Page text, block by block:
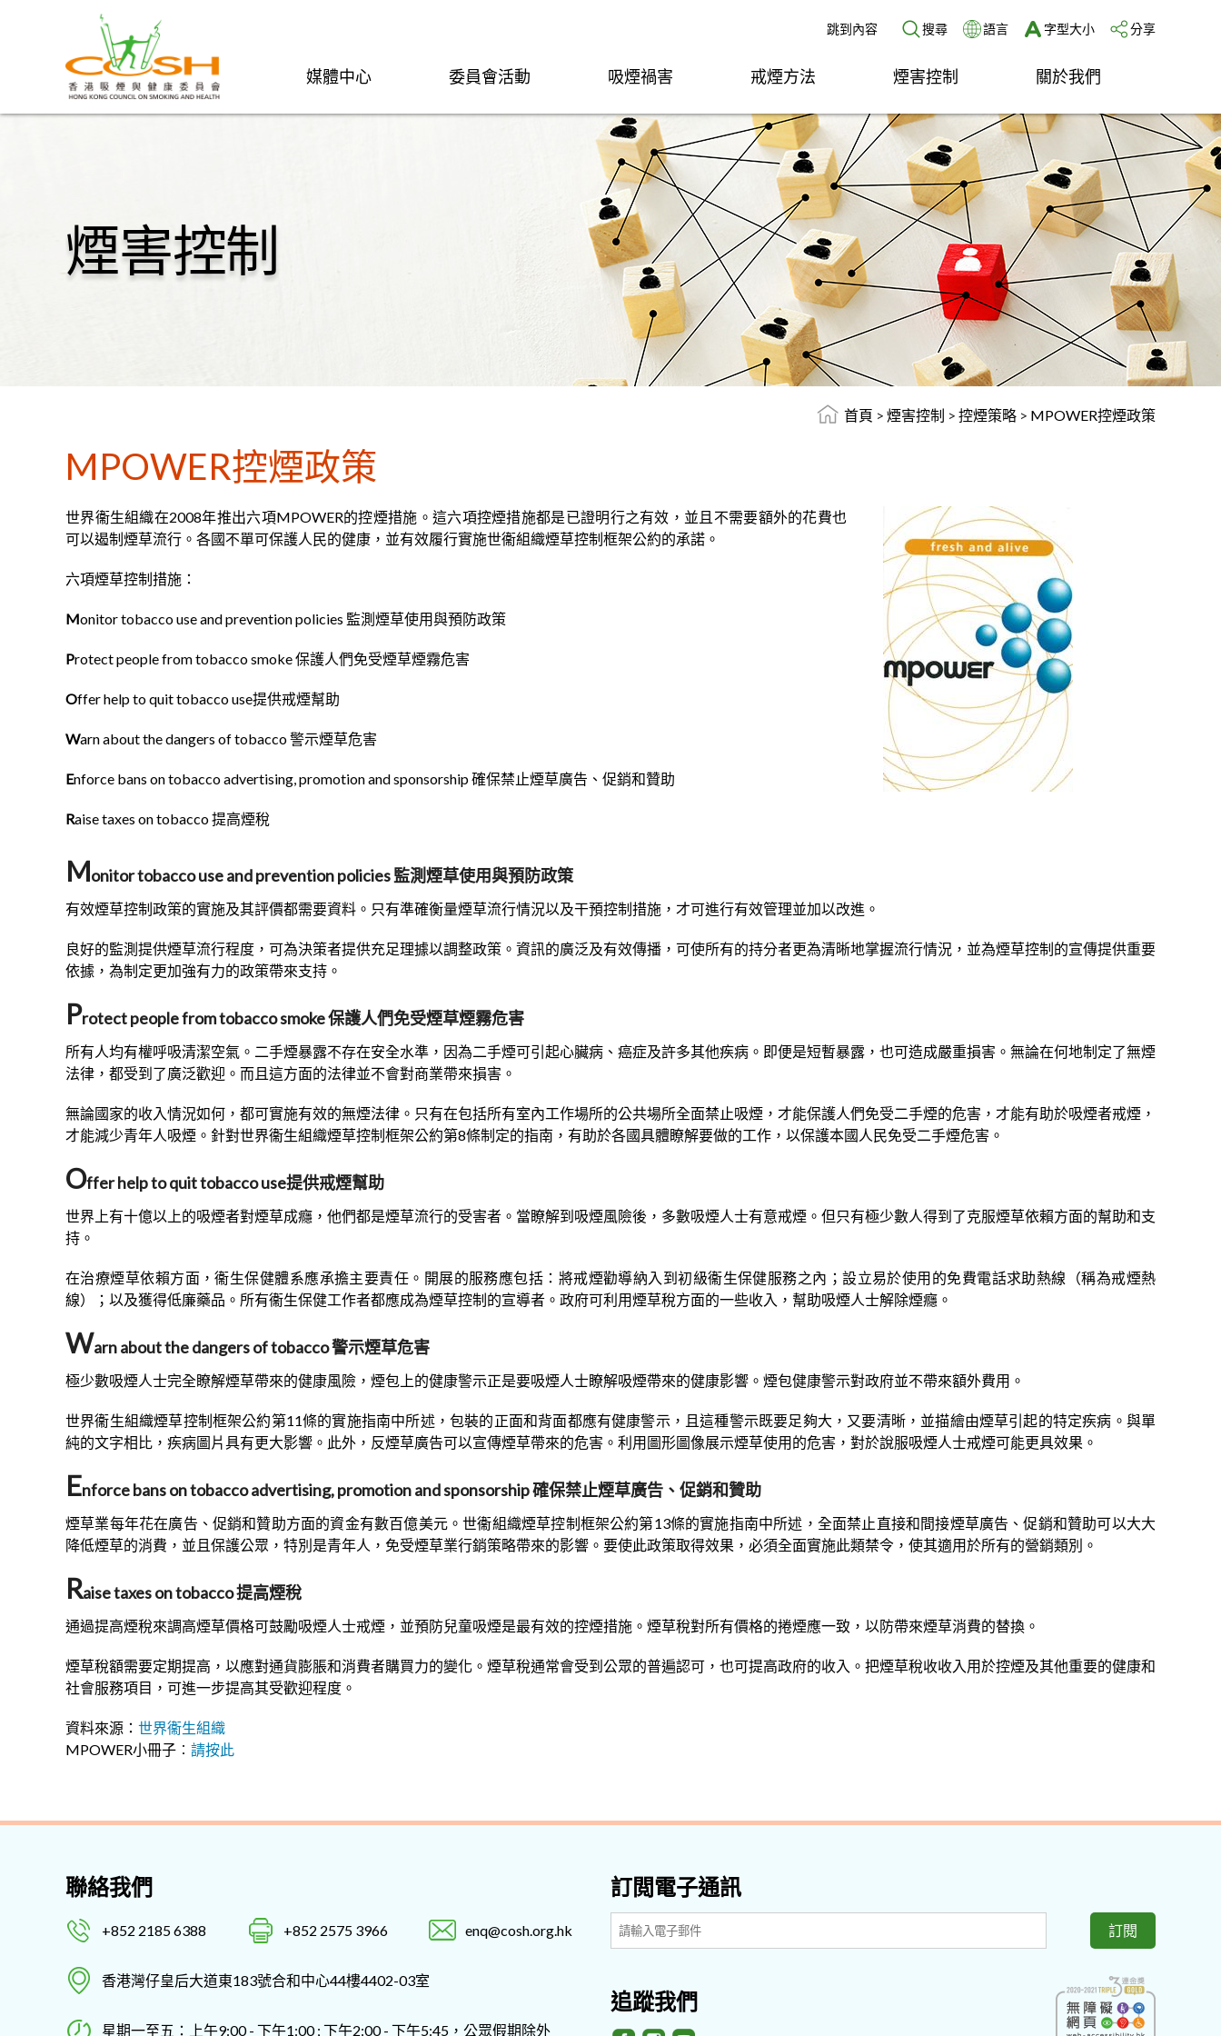
跳到內容 搜尋 語言 字型大小 分享
媒體中心 委員會活動 吸煙禍害 戒煙方法 煙害控制 關於我們
煙害控制
首頁 > 煙害控制 > 控煙策略 > MPOWER控煙政策
MPOWER控煙政策
世界衞生組織在2008年推出六項MPOWER的控煙措施。這六項控煙措施都是已證明行之有效，並且不需要額外的花費也
可以遏制煙草流行。各國不單可保護人民的健康，並有效履行實施世衞組織煙草控制框架公約的承諾。
六項煙草控制措施：
Monitor tobacco use and prevention policies 監測煙草使用與預防政策
Protect people from tobacco smoke 保護人們免受煙草煙霧危害
Offer help to quit tobacco use提供戒煙幫助
Warn about the dangers of tobacco 警示煙草危害
Enforce bans on tobacco advertising, promotion and sponsorship 確保禁止煙草廣告、促銷和贊助
Raise taxes on tobacco 提高煙稅
Monitor tobacco use and prevention policies 監測煙草使用與預防政策
有效煙草控制政策的實施及其評價都需要資料。只有準確衡量煙草流行情況以及干預控制措施，才可進行有效管理並加以改進。
良好的監測提供煙草流行程度，可為決策者提供充足理據以調整政策。資訊的廣泛及有效傳播，可使所有的持分者更為清晰地掌握流行情況，並為煙草控制的宣傳提供重要
依據，為制定更加強有力的政策帶來支持。
Protect people from tobacco smoke 保護人們免受煙草煙霧危害
所有人均有權呼吸清潔空氣。二手煙暴露不存在安全水準，因為二手煙可引起心臟病、癌症及許多其他疾病。即便是短暫暴露，也可造成嚴重損害。無論在何地制定了無煙
法律，都受到了廣泛歡迎。而且這方面的法律並不會對商業帶來損害。
無論國家的收入情況如何，都可實施有效的無煙法律。只有在包括所有室內工作場所的公共場所全面禁止吸煙，才能保護人們免受二手煙的危害，才能有助於吸煙者戒煙，
才能減少青年人吸煙。針對世界衞生組織煙草控制框架公約第8條制定的指南，有助於各國具體瞭解要做的工作，以保護本國人民免受二手煙危害。
Offer help to quit tobacco use提供戒煙幫助
世界上有十億以上的吸煙者對煙草成癮，他們都是煙草流行的受害者。當瞭解到吸煙風險後，多數吸煙人士有意戒煙。但只有極少數人得到了克服煙草依賴方面的幫助和支
持。
在治療煙草依賴方面，衞生保健體系應承擔主要責任。開展的服務應包括：將戒煙勸導納入到初級衞生保健服務之內；設立易於使用的免費電話求助熱線（稱為戒煙熱
線）；以及獲得低廉藥品。所有衞生保健工作者都應成為煙草控制的宣導者。政府可利用煙草稅方面的一些收入，幫助吸煙人士解除煙癮。
Warn about the dangers of tobacco 警示煙草危害
極少數吸煙人士完全瞭解煙草帶來的健康風險，煙包上的健康警示正是要吸煙人士瞭解吸煙帶來的健康影響。煙包健康警示對政府並不帶來額外費用。
世界衞生組織煙草控制框架公約第11條的實施指南中所述，包裝的正面和背面都應有健康警示，且這種警示既要足夠大，又要清晰，並描繪由煙草引起的特定疾病。與單
純的文字相比，疾病圖片具有更大影響。此外，反煙草廣告可以宣傳煙草帶來的危害。利用圖形圖像展示煙草使用的危害，對於說服吸煙人士戒煙可能更具效果。
Enforce bans on tobacco advertising, promotion and sponsorship 確保禁止煙草廣告、促銷和贊助
煙草業每年花在廣告、促銷和贊助方面的資金有數百億美元。世衞組織煙草控制框架公約第13條的實施指南中所述，全面禁止直接和間接煙草廣告、促銷和贊助可以大大
降低煙草的消費，並且保護公眾，特別是青年人，免受煙草業行銷策略帶來的影響。要使此政策取得效果，必須全面實施此類禁令，使其適用於所有的營銷類別。
Raise taxes on tobacco 提高煙稅
通過提高煙稅來調高煙草價格可鼓勵吸煙人士戒煙，並預防兒童吸煙是最有效的控煙措施。煙草稅對所有價格的捲煙應一致，以防帶來煙草消費的替換。
煙草稅額需要定期提高，以應對通貨膨脹和消費者購買力的變化。煙草稅通常會受到公眾的普遍認可，也可提高政府的收入。把煙草稅收收入用於控煙及其他重要的健康和
社會服務項目，可進一步提高其受歡迎程度。
資料來源： 世界衞生組織
MPOWER小冊子︰ 請按此
聯絡我們
+852 2185 6388 +852 2575 3966 enq@cosh.org.hk
香港灣仔皇后大道東183號合和中心44樓4402-03室
星期一至五：上午9:00 - 下午1:00 ; 下午2:00 - 下午5:45，公眾假期除外
訂閲電子通訊
訂閱
追蹤我們